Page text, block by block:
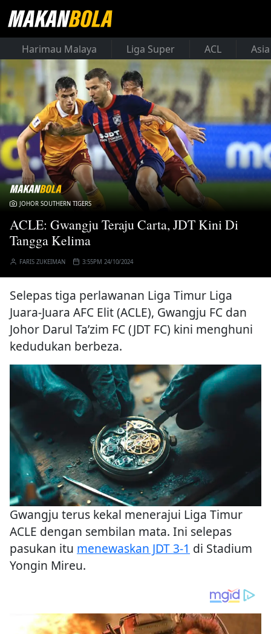
Harimau Malaya Liga Super ACL
JOHOR SOUTHERN TIGERS
ACLE: Gwangju Teraju Carta, JDT Kini Di
Tangga Kelima
FARIS ZUKEIMAN 3:55PM 24/10/2024
Selepas tiga perlawanan Liga Timur Liga
Juara-Juara AFC Elit (ACLE), Gwangju FC dan
Johor Darul Ta’zim FC (JDT FC) kini menghuni
kedudukan berbeza.
Gwangju terus kekal menerajui Liga Timur
ACLE dengan sembilan mata. Ini selepas
pasukan itu menewaskan JDT 3-1 di Stadium
Yongin Mireu.